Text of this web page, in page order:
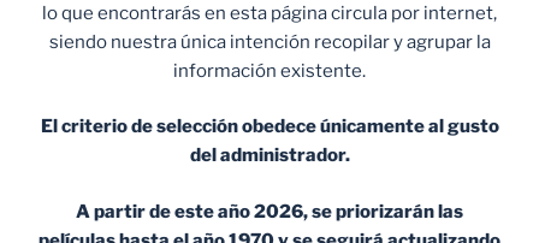
lo que encontrarás en esta página circula por internet,
siendo nuestra única intención recopilar y agrupar la
información existente.
El criterio de selección obedece únicamente al gusto
del administrador.
A partir de este año 2026, se priorizarán las